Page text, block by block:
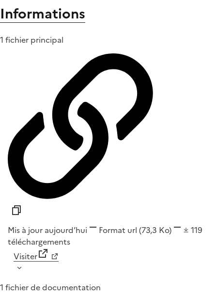
Informations
1 fichier principal
Mis à jour aujourd’hui Format url (73,3 Ko)
119
téléchargements
Visiter
1 fichier de documentation